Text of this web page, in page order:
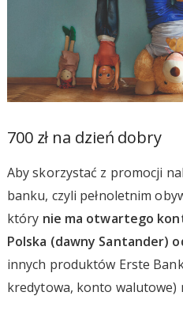
700 zł na dzień dobry
Aby skorzystać z promocji
banku, czyli pełnoletnim
który nie ma otwartego
Polska (dawny Santander)
innych produktów Erste
kredytowa, konto walutowe)